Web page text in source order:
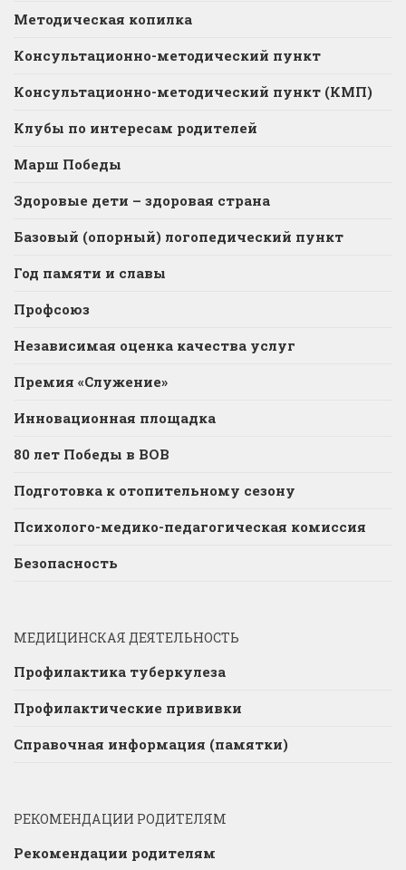
Методическая копилка
Консультационно-методический пункт
Консультационно-методический пункт (КМП)
Клубы по интересам родителей
Марш Победы
Здоровые дети – здоровая страна
Базовый (опорный) логопедический пункт
Год памяти и славы
Профсоюз
Независимая оценка качества услуг
Премия «Служение»
Инновационная площадка
80 лет Победы в ВОВ
Подготовка к отопительному сезону
Психолого-медико-педагогическая комиссия
Безопасность
МЕДИЦИНСКАЯ ДЕЯТЕЛЬНОСТЬ
Профилактика туберкулеза
Профилактические прививки
Справочная информация (памятки)
РЕКОМЕНДАЦИИ РОДИТЕЛЯМ
Рекомендации родителям